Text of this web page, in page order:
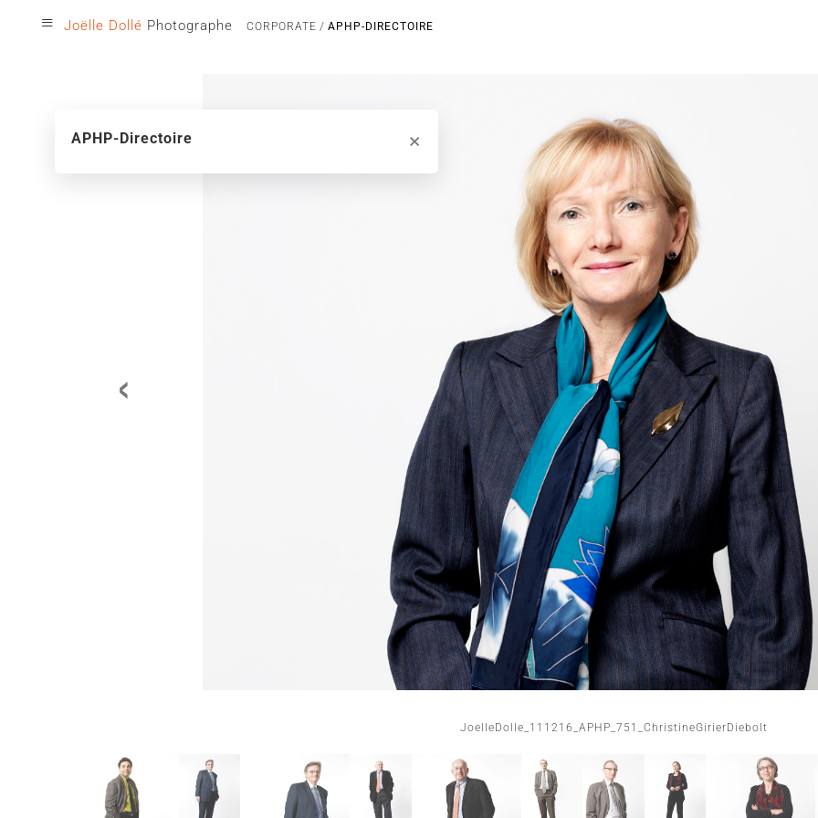
≡ Joëlle Dollé Photographe CORPORATE APHP-DIRECTOIRE
×
APHP-Directoire
‹
JoelleDolle_111216_APHP_751_ChristineGirierDiebolt